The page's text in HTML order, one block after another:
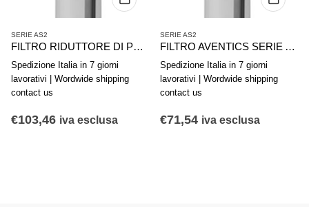
SERIE AS2
FILTRO RIDUTTORE DI PRESSIONE AVENTICS SERIE AS2-FLS R412006017
Spedizione Italia in 7 giorni
lavorativi | Wordwide shipping
contact us
€103,46 iva esclusa
SERIE AS2
FILTRO AVENTICS SERIE AS2-FLS R412006004
Spedizione Italia in 7 giorni
lavorativi | Wordwide shipping
contact us
€71,54 iva esclusa